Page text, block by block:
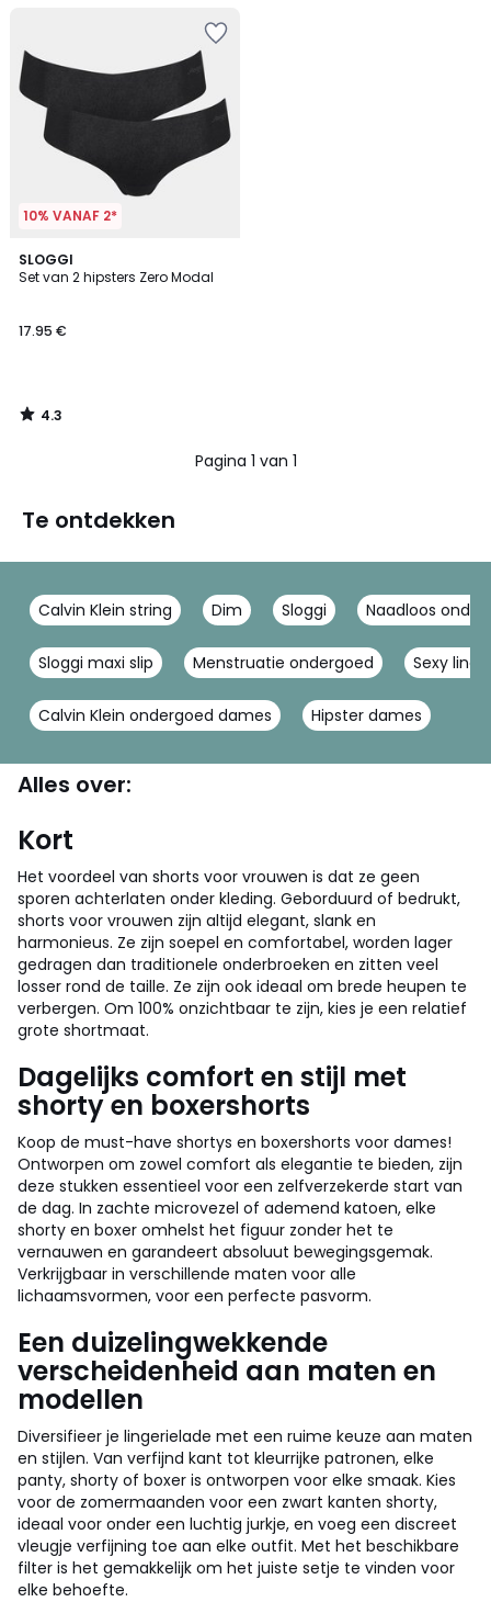
10% VANAF 2*
SLOGGI
Set van 2 hipsters Zero Modal
17.95 €
4.3
/ 5
4.3
/
Pagina 1 van 1
Te ontdekken
Calvin Klein string Dim Sloggi Naadloos
Sloggi maxi slip Menstruatie ondergoed Sexy
Calvin Klein ondergoed dames Hipster dames
Alles over:
Kort
Het voordeel van shorts voor vrouwen is dat ze geen
sporen achterlaten onder kleding. Geborduurd of bedrukt,
shorts voor vrouwen zijn altijd elegant, slank en
harmonieus. Ze zijn soepel en comfortabel, worden lager
gedragen dan traditionele onderbroeken en zitten veel
losser rond de taille. Ze zijn ook ideaal om brede heupen te
verbergen. Om 100% onzichtbaar te zijn, kies je een relatief
grote shortmaat.
Dagelijks comfort en stijl met
shorty en boxershorts
Koop de must-have shortys en boxershorts voor dames!
Ontworpen om zowel comfort als elegantie te bieden, zijn
deze stukken essentieel voor een zelfverzekerde start van
de dag. In zachte microvezel of ademend katoen, elke
shorty en boxer omhelst het figuur zonder het te
vernauwen en garandeert absoluut bewegingsgemak.
Verkrijgbaar in verschillende maten voor alle
lichaamsvormen, voor een perfecte pasvorm.
Een duizelingwekkende
verscheidenheid aan maten en
modellen
Diversifieer je lingerielade met een ruime keuze aan maten
en stijlen. Van verfijnd kant tot kleurrijke patronen, elke
panty, shorty of boxer is ontworpen voor elke smaak. Kies
voor de zomermaanden voor een zwart kanten shorty,
ideaal voor onder een luchtig jurkje, en voeg een discreet
vleugje verfijning toe aan elke outfit. Met het beschikbare
filter is het gemakkelijk om het juiste setje te vinden voor
elke behoefte.